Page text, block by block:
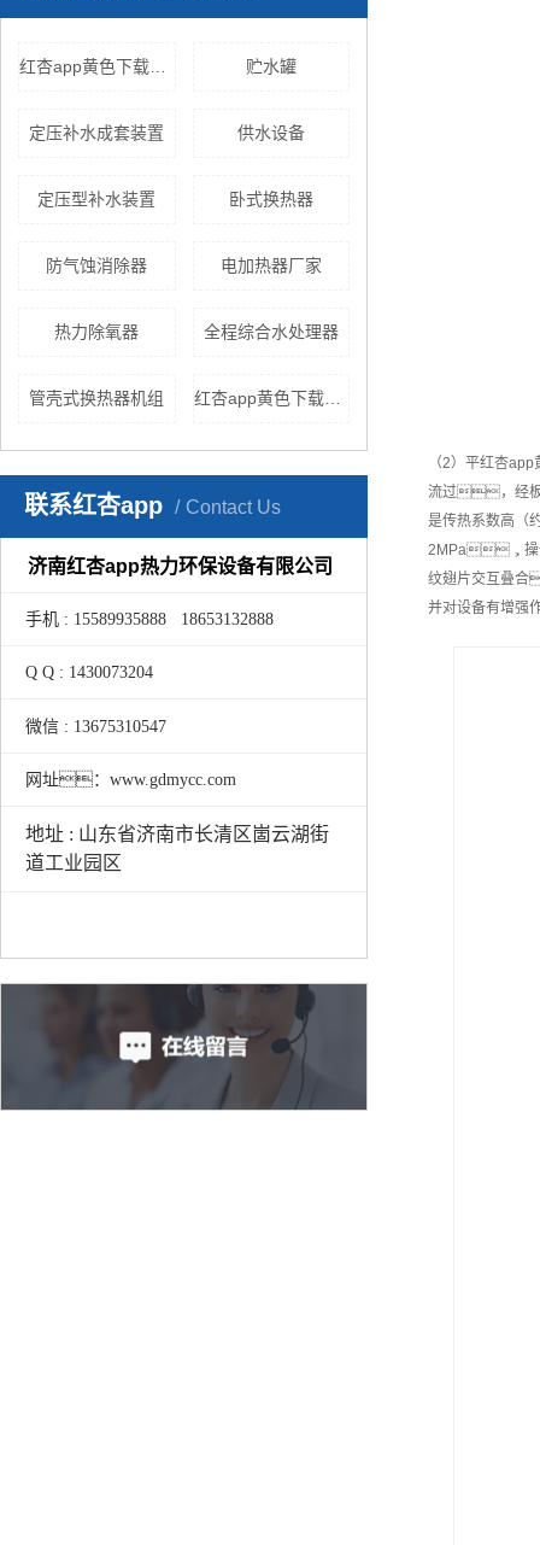
贮水罐
定压补水成套装置 供水设备
定压型补水装置 卧式换热器
防气蚀消除器 电加热器厂家
热力除氧器 全程综合水处理器
管壳式换热器机组 红杏app黄色下载样式
联系红杏app Contact Us
济南红杏app热力环保设备有限公司
手机 : 15589935888 18653132888
Q Q : 1430073204
微信 : 13675310547
网址：www.gdmycc.com
地址 : 山东省济南市长清区崮云湖街
道工业园区
（2）平红杏
流过，经
是传热系数高（
2MPa，操
纹翅片交互叠
并对设备有增